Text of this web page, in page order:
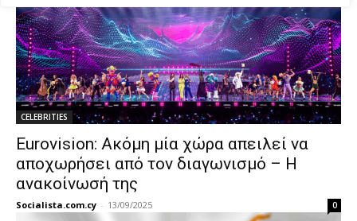
CELEBRITIES
Eurovision: Ακόμη μία χώρα απειλεί να
αποχωρήσει από τον διαγωνισμό – Η
ανακοίνωσή της
Socialista.com.cy - 13/09/2025 0